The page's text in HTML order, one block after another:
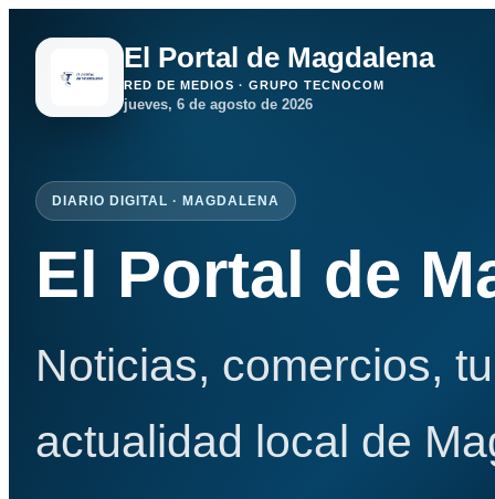
El Portal de Magdalena
RED DE MEDIOS · GRUPO TECNOCOM
jueves, 6 de agosto de 2026
DIARIO DIGITAL · MAGDALENA
El Portal de
Noticias, comercios,
actualidad local de